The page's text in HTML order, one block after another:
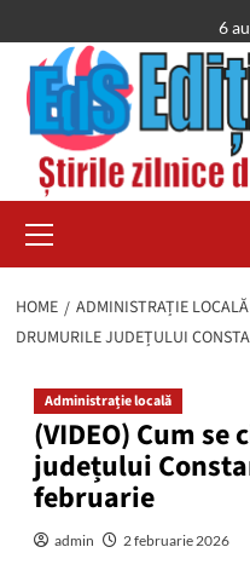
to
content
6
Menu
HOME ADMINISTRAȚIE LOCALĂ
DRUMURILE JUDEȚULUI
Administrație locală
(VIDEO) Cum
județului
februarie
admin 2 februarie 2026